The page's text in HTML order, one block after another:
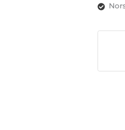
antall